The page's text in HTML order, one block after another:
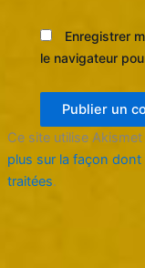
Enregistrer
le navigateur
Ce site utilise
plus sur la façon
traitées.